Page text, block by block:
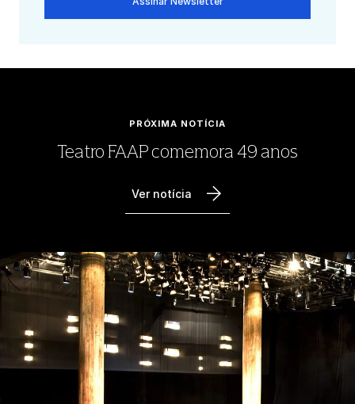
PRÓXIMA NOTÍCIA
Teatro FAAP comemora 49 anos
Ver notícia